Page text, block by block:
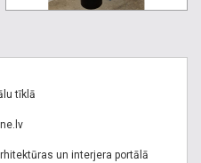
tīklā
un interjera portālā